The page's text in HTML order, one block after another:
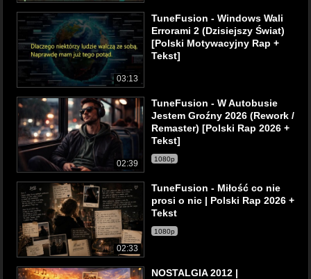
03:13
TuneFusion - Windows Wali
Errorami 2 (Dzisiejszy Świat)
[Polski Motywacyjny Rap +
Tekst]
02:39
TuneFusion - W Autobusie
Jestem Groźny 2026 (Rework /
Remaster) [Polski Rap 2026 +
Tekst]
1080p
02:33
TuneFusion - Miłość co nie
prosi o nic | Polski Rap 2026 +
Tekst
1080p
NOSTALGIA 2012 |